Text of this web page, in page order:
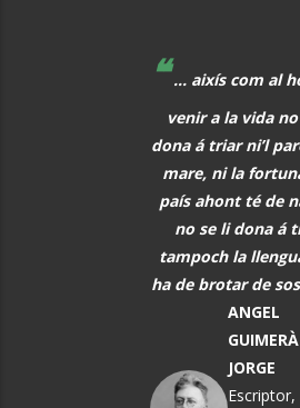
❝ La música,
meravellós
universal, hauria
font de
entre tots els
PAU
DEFILLÓ
Músic,
El Vendrell